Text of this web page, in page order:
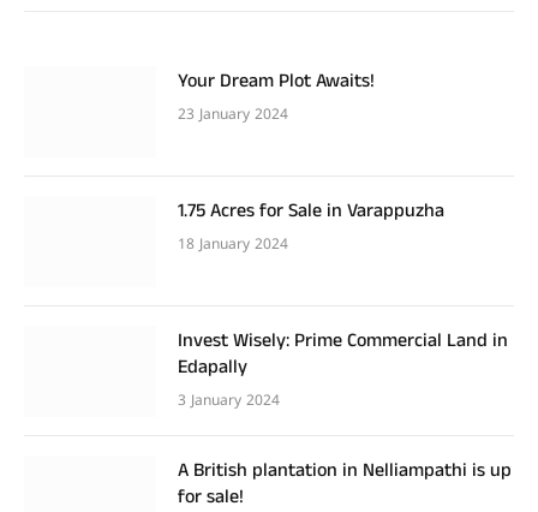
Your Dream Plot Awaits!
23 January 2024
1.75 Acres for Sale in Varappuzha
18 January 2024
Invest Wisely: Prime Commercial Land in
Edapally
3 January 2024
A British plantation in Nelliampathi is up
for sale!